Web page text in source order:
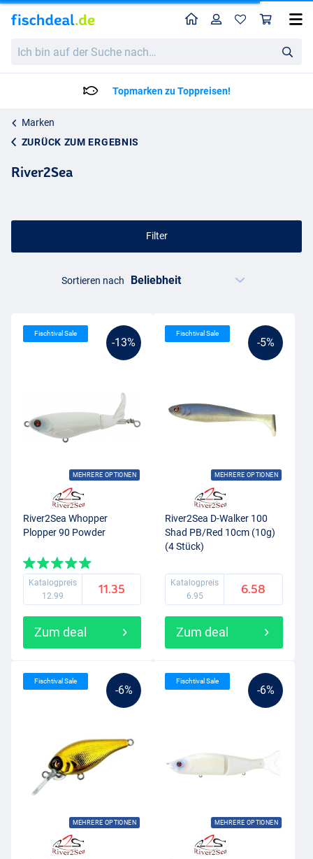
bin
HomeProfil
Lieferzeit: 2 bis 4 Arbeitstage
Marken
ZURÜCK ZUM ERGEBNIS
River2Sea
Filter
Sortieren nach
-13%
MEHRERE OPTIONEN
Fischtival Sale
River2Sea Whopper
Plopper 90 Powder
Katalogpreis
12.99
11.35
Zum deal
-5%
MEHRERE OPTIONEN
Fischtival Sale
River2Sea D-Walker 100
Shad PB/Red 10cm (10g)
(4 Stück)
Katalogpreis
6.95
6.58
Zum deal
-6%
MEHRERE OPTIONEN
Fischtival Sale
-6%
MEHRERE OPTIONEN
Fischtival Sale